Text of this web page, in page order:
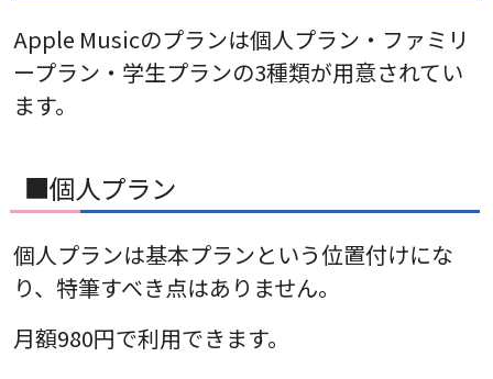
Apple Musicのプランは個人プラン・ファミリ
ープラン・学生プランの3種類が用意されてい
ます。
■個人プラン
個人プランは基本プランという位置付けにな
り、特筆すべき点はありません。
月額980円で利用できます。